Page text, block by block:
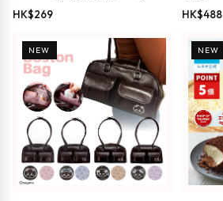
HK$269 HK$488
NEW NEW